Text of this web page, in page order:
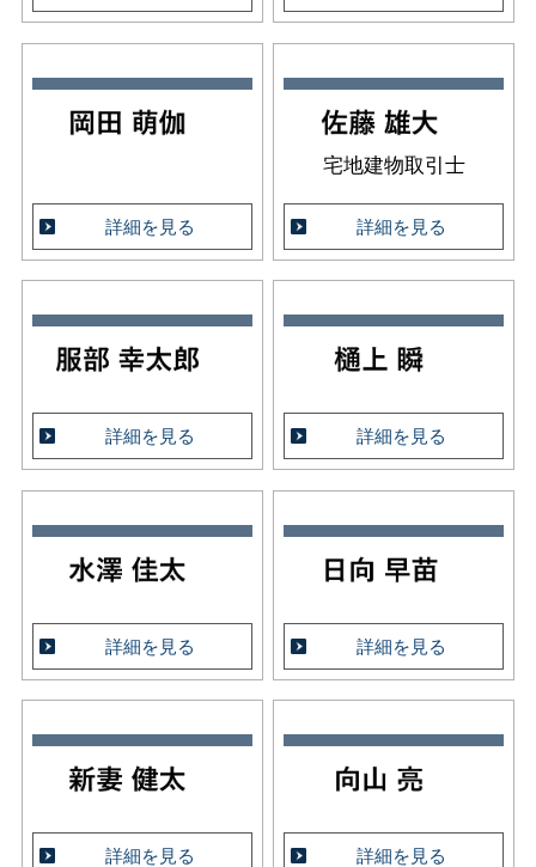
詳細を見る
宅地建物取引士
詳細を見る
詳細を見る 詳細を見る
詳細を見る 詳細を見る
詳細を見る 詳細を見る